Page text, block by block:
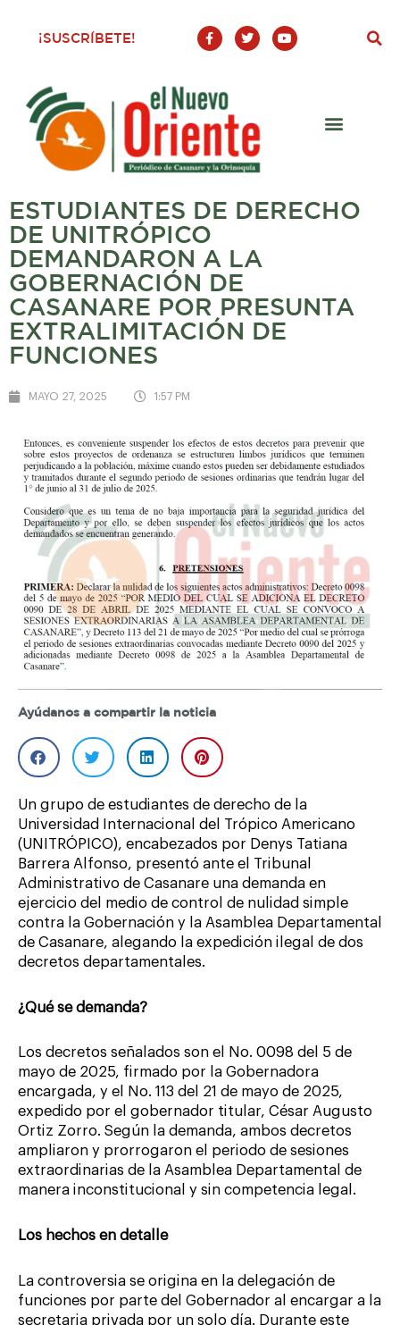
¡SUSCRÍBETE!
F
a
c
o
o
-
T
w
i
Y
o
u
ESTUDIANTES DE DERECHO
DE UNITRÓPICO
DEMANDARON A LA
GOBERNACIÓN DE
CASANARE POR PRESUNTA
EXTRALIMITACIÓN DE
FUNCIONES
MAYO 27, 2025 1:57 PM
Ayúdanos a compartir la noticia
Un grupo de estudiantes de derecho de la
Universidad Internacional del Trópico Americano
(UNITRÓPICO), encabezados por Denys Tatiana
Barrera Alfonso, presentó ante el Tribunal
Administrativo de Casanare una demanda en
ejercicio del medio de control de nulidad simple
contra la Gobernación y la Asamblea Departamental
de Casanare, alegando la expedición ilegal de dos
decretos departamentales.
¿Qué se demanda?
Los decretos señalados son el No. 0098 del 5 de
mayo de 2025, firmado por la Gobernadora
encargada, y el No. 113 del 21 de mayo de 2025,
expedido por el gobernador titular, César Augusto
Ortiz Zorro. Según la demanda, ambos decretos
ampliaron y prorrogaron el periodo de sesiones
extraordinarias de la Asamblea Departamental de
manera inconstitucional y sin competencia legal.
Los hechos en detalle
La controversia se origina en la delegación de
funciones por parte del Gobernador al encargar a la
secretaria privada por un solo día. Durante este